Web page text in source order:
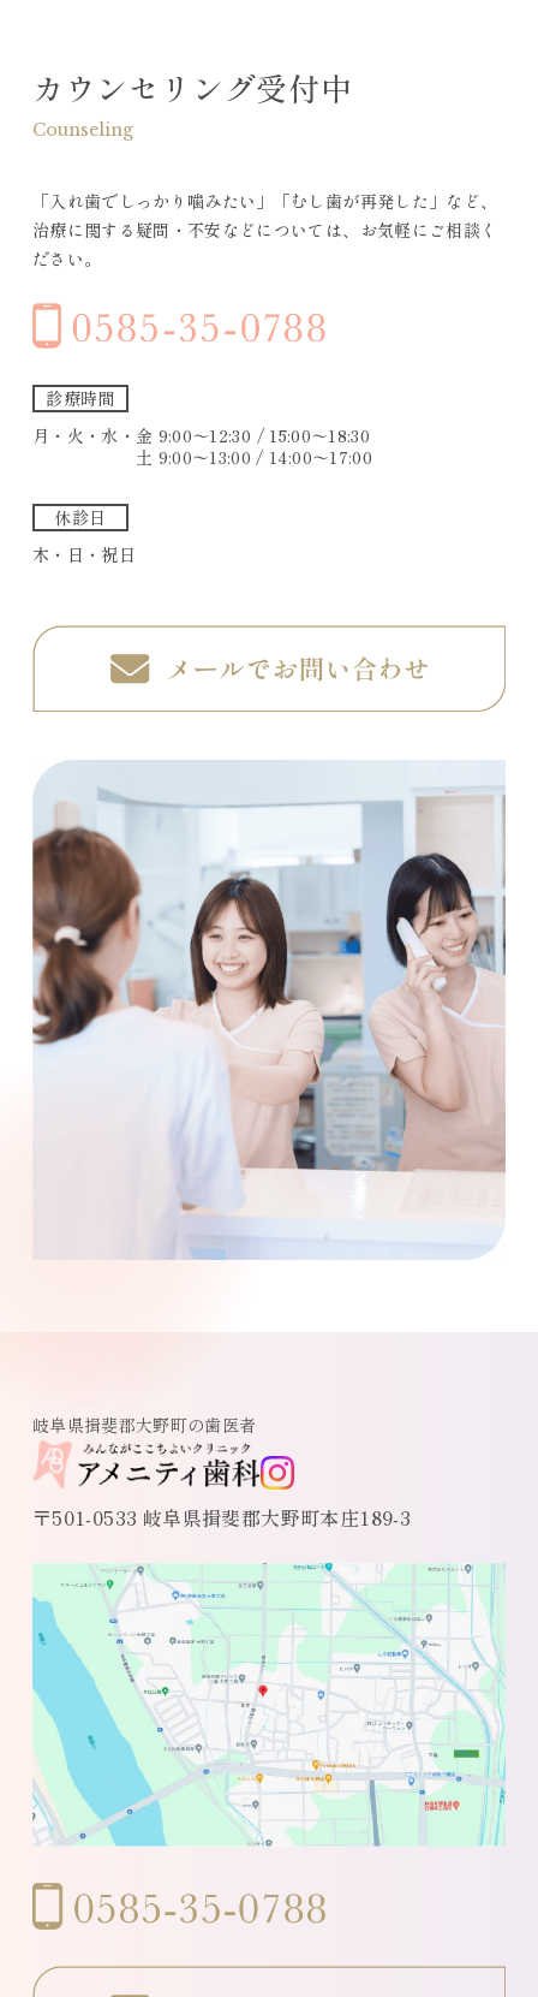
カウンセリング受付中
Counseling
「入れ歯でしっかり噛みたい」「むし歯が再発した」など、
治療に関する疑問・不安などについては、お気軽にご相談く
ださい。
診療時間
月・火・水・金 9:00〜12:30 / 15:00〜18:30
土 9:00〜13:00 / 14:00〜17:00
休診日
木・日・祝日
岐阜県揖斐郡大野町の歯医者
〒501-0533 岐阜県揖斐郡大野町本庄189-3